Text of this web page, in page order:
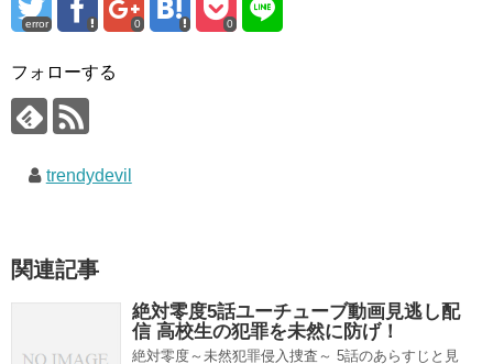
error 0 0
フォローする
trendydevil
関連記事
絶対零度5話ユーチューブ動画見逃し配
信 高校生の犯罪を未然に防げ！
絶対零度～未然犯罪侵入捜査～ 5話のあらすじと見